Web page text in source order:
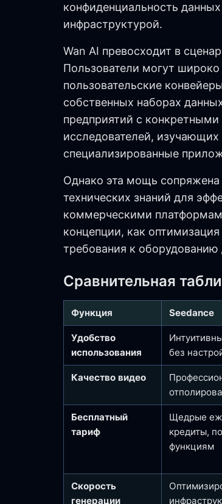
конфиденциальность
инфраструктурой.
Wan AI превосходит в
Пользователи могут
пользовательские
собственных наборах
предприятий с
исследователей,
специализированные
Однако эта мощь
технических знаний для
коммерческими
концепции, как
требования к
Сравнительная
Функция Seedance
Удобство
использования
без
Качество видео
Бесплатный
тариф
Щедрые
кредиты,
функциям
Скорость
генерации